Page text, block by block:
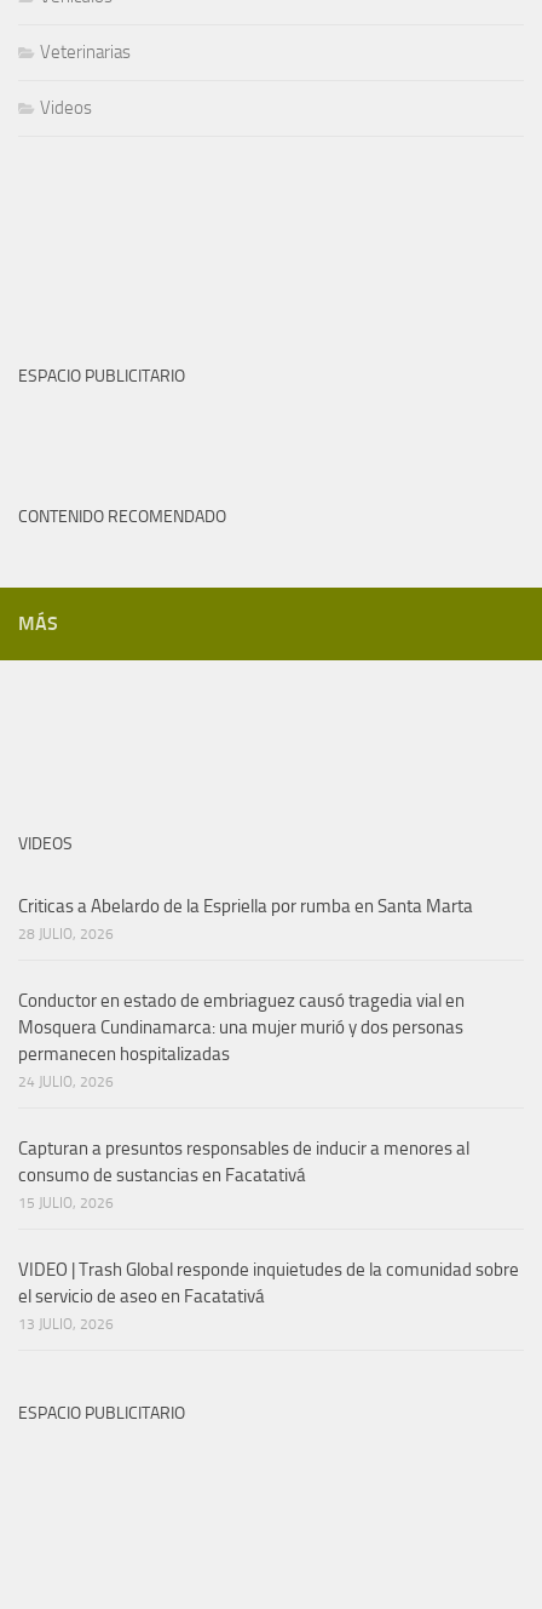
Veterinarias
Videos
ESPACIO PUBLICITARIO
CONTENIDO RECOMENDADO
MÁS
VIDEOS
Criticas a Abelardo de la Espriella por rumba en Santa Marta
28 JULIO, 2026
Conductor en estado de embriaguez causó tragedia vial en
Mosquera Cundinamarca: una mujer murió y dos personas
permanecen hospitalizadas
24 JULIO, 2026
Capturan a presuntos responsables de inducir a menores al
consumo de sustancias en Facatativá
15 JULIO, 2026
VIDEO | Trash Global responde inquietudes de la comunidad sobre
el servicio de aseo en Facatativá
13 JULIO, 2026
ESPACIO PUBLICITARIO